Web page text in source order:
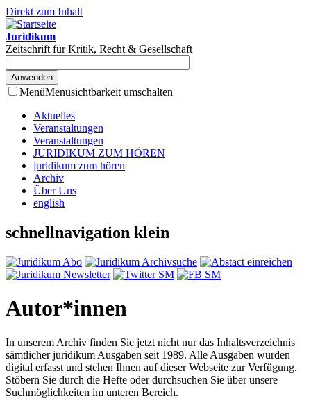
Direkt zum Inhalt
Juridikum
Zeitschrift für Kritik, Recht & Gesellschaft
MenüMenüsichtbarkeit umschalten
Aktuelles
Veranstaltungen
Veranstaltungen
JURIDIKUM ZUM HÖREN
juridikum zum hören
Archiv
Über Uns
english
schnellnavigation klein
Autor*innen
In unserem Archiv finden Sie jetzt nicht nur das Inhaltsverzeichnis
sämtlicher juridikum Ausgaben seit 1989. Alle Ausgaben wurden
digital erfasst und stehen Ihnen auf dieser Webseite zur Verfügung.
Stöbern Sie durch die Hefte oder durchsuchen Sie über unsere
Suchmöglichkeiten im unteren Bereich.